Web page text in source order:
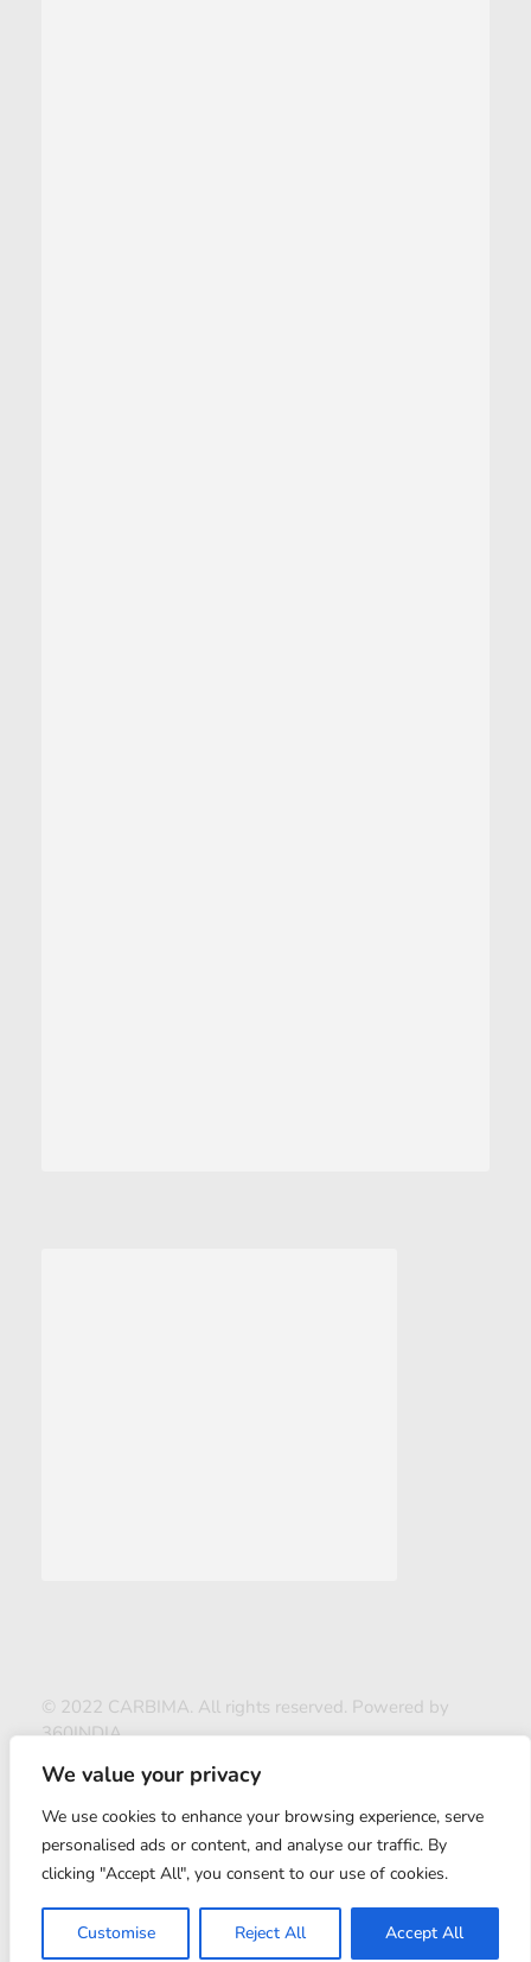
We value your privacy
We use cookies to enhance your browsing experience, serve
personalised ads or content, and analyse our traffic. By
clicking "Accept All", you consent to our use of cookies.
Customise Reject All Accept All
© 2022 CARBIMA. All rights reserved. Powered by
360INDIA
CONTACT US